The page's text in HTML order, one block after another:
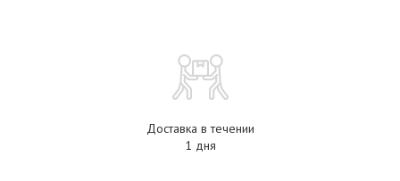
Доставка в течении
1 дня